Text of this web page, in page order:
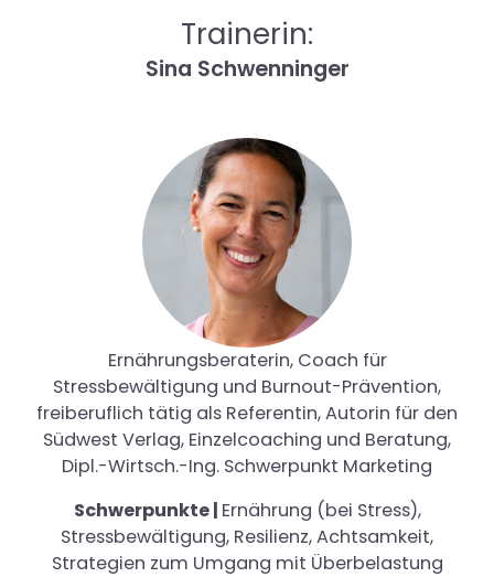
Trainerin:
Sina Schwenninger
Ernährungsberaterin, Coach für
Stressbewältigung und Burnout-Prävention,
freiberuflich tätig als Referentin, Autorin für den
Südwest Verlag, Einzelcoaching und Beratung,
Dipl.-Wirtsch.-Ing. Schwerpunkt Marketing
Schwerpunkte| Ernährung (bei Stress),
Stressbewältigung, Resilienz, Achtsamkeit,
Strategien zum Umgang mit Überbelastung